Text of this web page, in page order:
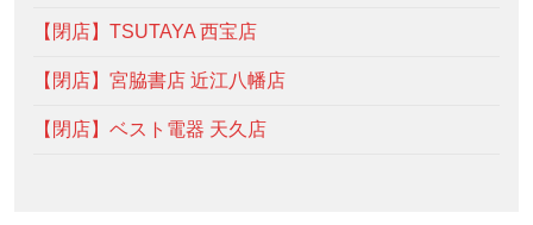
【閉店】TSUTAYA 西宝店
【閉店】宮脇書店 近江八幡店
【閉店】ベスト電器 天久店